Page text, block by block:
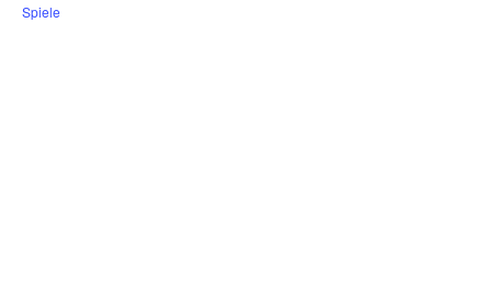
Spiele